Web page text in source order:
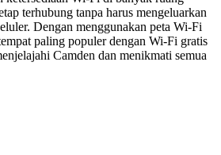
terhubung tanpa harus mengeluarkan
Dengan menggunakan peta Wi-Fi
paling populer dengan Wi-Fi gratis
Camden dan menikmati semua